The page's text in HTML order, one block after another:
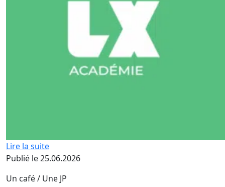
Lire la suite
Publié le 25.06.2026
Un café / Une JP